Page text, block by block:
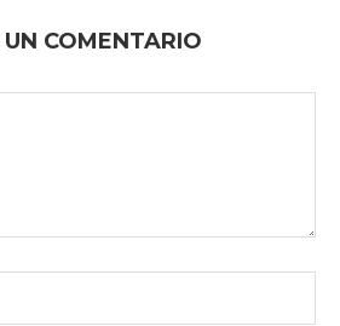
COMENTARIO